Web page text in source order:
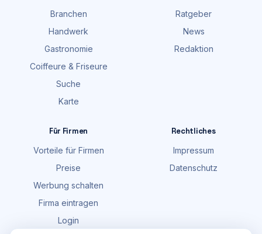
Branchen
Handwerk
Gastronomie
Coiffeure & Friseure
Suche
Karte
Ratgeber
News
Redaktion
Für Firmen
Vorteile für Firmen
Preise
Werbung schalten
Firma eintragen
Login
Rechtliches
Impressum
Datenschutz